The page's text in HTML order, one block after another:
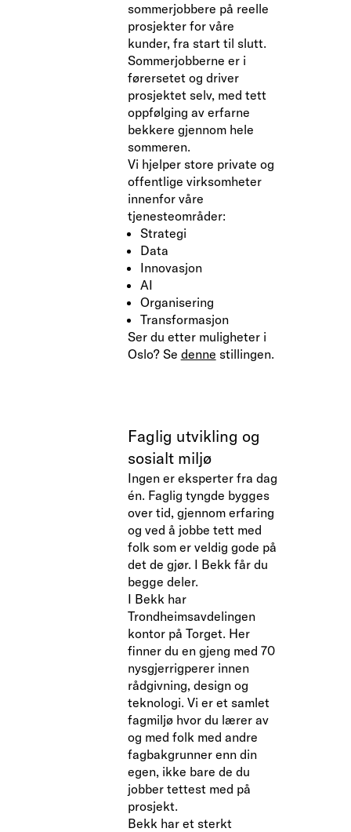
sommerjobbere på reelle
prosjekter for våre
kunder, fra start til slutt.
Sommerjobberne er i
førersetet og driver
prosjektet selv, med tett
oppfølging av erfarne
bekkere gjennom hele
sommeren.
Vi hjelper store private og
offentlige virksomheter
innenfor våre
tjenesteområder:
Strategi
Data
Innovasjon
AI
Organisering
Transformasjon
Ser du etter muligheter i
Oslo? Se denne stillingen.
Faglig utvikling og
sosialt miljø
Ingen er eksperter fra dag
én. Faglig tyngde bygges
over tid, gjennom erfaring
og ved å jobbe tett med
folk som er veldig gode på
det de gjør. I Bekk får du
begge deler.
I Bekk har
Trondheimsavdelingen
kontor på Torget. Her
finner du en gjeng med 70
nysgjerrigperer innen
rådgivning, design og
teknologi. Vi er et samlet
fagmiljø hvor du lærer av
og med folk med andre
fagbakgrunner enn din
egen, ikke bare de du
jobber tettest med på
prosjekt.
Bekk har et sterkt